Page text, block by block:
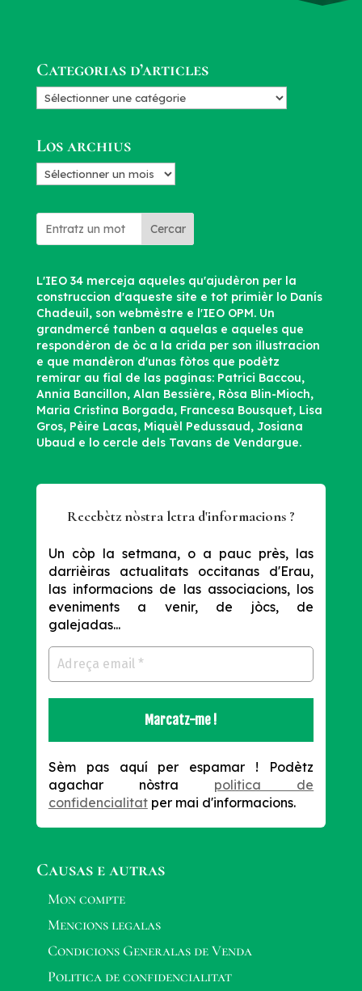
Categorias d’articles
Categorias
Los archius
Los
Cercar
L'IEO 34 merceja aqueles qu'ajudèron per la
construccion d'aqueste site e tot primièr lo Danís
Chadeuil, son webmèstre e l'IEO OPM. Un
grandmercé tanben a aquelas e aqueles que
respondèron de òc a la crida per son illustracion
e que mandèron d'unas fòtos que podètz
remirar au fial de las paginas: Patrici Baccou,
Annia Bancillon, Alan Bessière, Ròsa Blin-Mioch,
Maria Cristina Borgada, Francesa Bousquet, Lisa
Gros, Pèire Lacas, Miquèl Pedussaud, Josiana
Ubaud e lo cercle dels Tavans de Vendargue.
Recebètz nòstra letra d'informacions ?
Un còp la setmana, o a pauc près, las
darrièiras actualitats occitanas d'Erau,
las informacions de las associacions, los
eveniments a venir, de jòcs, de
galejadas...
Sèm pas aquí per espamar !
Podètz
agachar nòstra politica de
confidencialitatper mai d'informacions.
Causas e autras
Mon compte
Mencions legalas
Condicions Generalas de Venda
Politica de confidencialitat